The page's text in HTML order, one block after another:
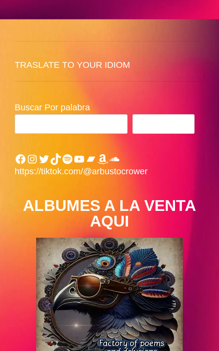
TRASLATE TO YOUR IDIOM
Buscar Por palabra
Facebook
Instagram
Twitter
TikTok
Spotify
YouTube
Bandcamp
Amazon
SoundCloud
https://tiktok.com/@arbustocrower
ALBUMES A LA VENTA
AQUI